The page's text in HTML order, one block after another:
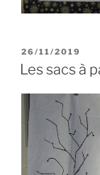
PUBLIÉ
LE
26/11/2019
Les sacs à